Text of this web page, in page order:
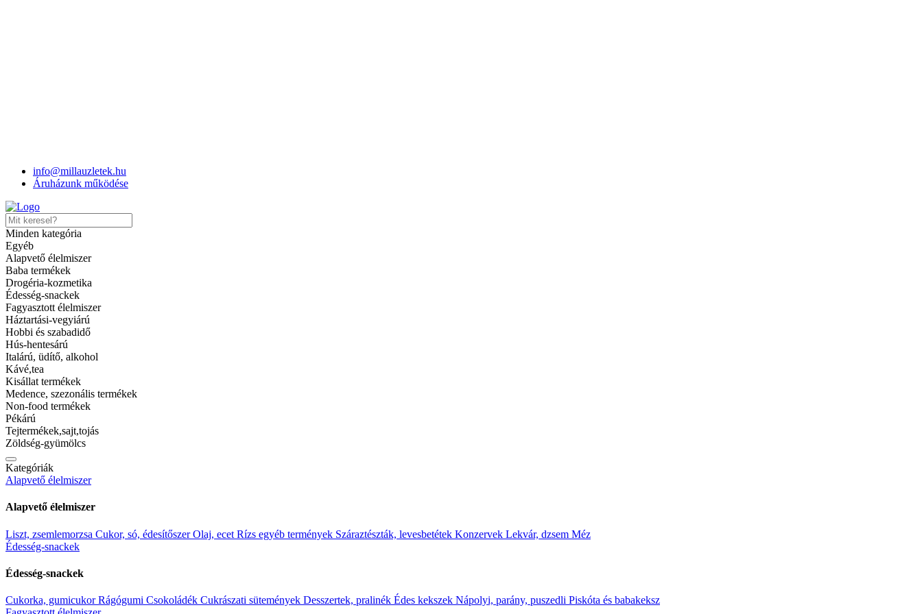
info@millauzletek.hu
Áruházunk működése
Minden kategória
Egyéb
Alapvető élelmiszer
Baba termékek
Drogéria-kozmetika
Édesség-snackek
Fagyasztott élelmiszer
Háztartási-vegyiárú
Hobbi és szabadidő
Hús-hentesárú
Italárú, üdítő, alkohol
Kávé,tea
Kisállat termékek
Medence, szezonális termékek
Non-food termékek
Pékárú
Tejtermékek,sajt,tojás
Zöldség-gyümölcs
Kategóriák
Alapvető élelmiszer
Alapvető élelmiszer
Liszt, zsemlemorzsa Cukor, só, édesítőszerOlaj, ecet Rízs egyéb termények Száraztészták, levesbetétek Konzervek Lekvár, dzsem Méz
Édesség-snackek
Édesség-snackek
Cukorka, gumicukorRágógumi Csokoládék Cukrászati sütemények Desszertek, pralinék Édes kekszek Nápolyi, parány, puszedli Piskóta és babakeksz
Nescafe 3in1 Brown Sugar
Cikkszám:
Share
Hozzáadás a kívánságlistához
Vélemények (0)
Vevői vélemények
Vevői értékelés
0
0 Értékelés
Csillag 5
(0)
Csillag 4
(0)
Csillag 3
(0)
Csillag 2
Csillag 1
Értékeld elsőként: “Nescafe 3in1 Brown Sugar”
Az email címet nem tesszük közzé.
A Te értékelésed